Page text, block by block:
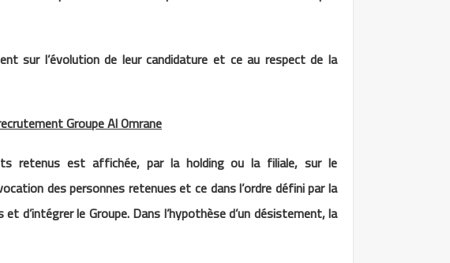
sur l’évolution de leur candidature et ce au respect de la
Groupe Al Omrane
retenus est affichée, par la holding ou la filiale, sur le
des personnes retenues et ce dans l’ordre défini par la
d’intégrer le Groupe. Dans l’hypothèse d’un désistement, la